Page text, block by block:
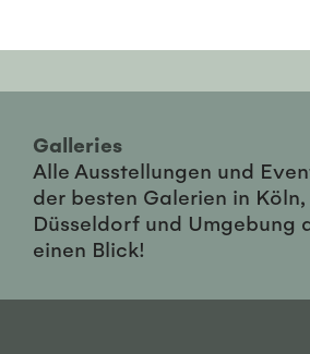
Galleries
Alle Ausstellungen und
der besten Galerien in Köln,
Düsseldorf und Umgebung
einen Blick!